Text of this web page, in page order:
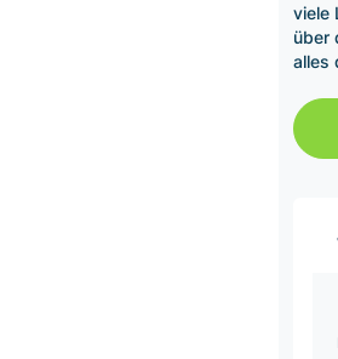
viele
über
alles